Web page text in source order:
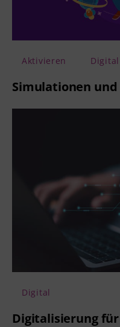
Aktivieren Digital
Simulationen
Digital
Digitalisierung